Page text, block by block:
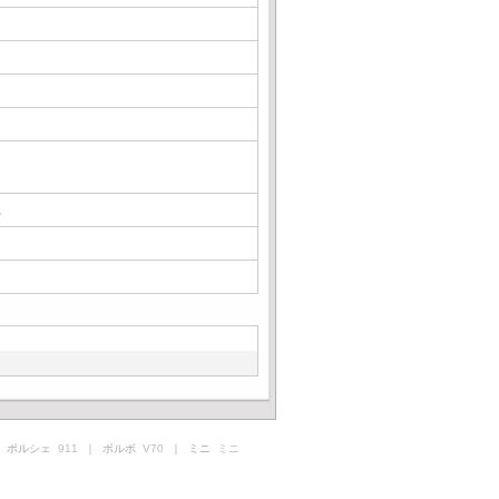
ルシェ 911 ｜ ボルボ V70 ｜ ミニ ミニ